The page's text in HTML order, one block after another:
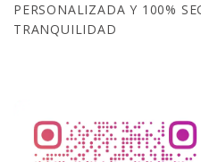
PERSONALIZADA Y 100%
TRANQUILIDAD